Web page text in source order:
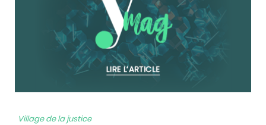
Village de la justice